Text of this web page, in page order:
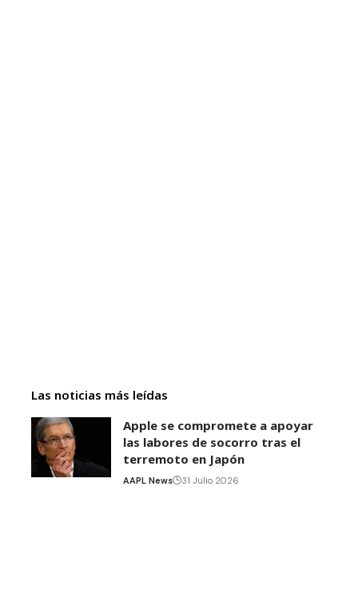
Las noticias más leídas
Apple se compromete a apoyar
las labores de socorro tras el
terremoto en Japón
AAPL News 31 Julio 2026